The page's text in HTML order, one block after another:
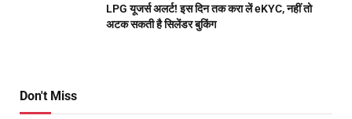
LPG यूजर्स अलर्ट! इस दिन तक करा लें eKYC, नहीं तो
अटक सकती है सिलेंडर बुकिंग
Don't Miss